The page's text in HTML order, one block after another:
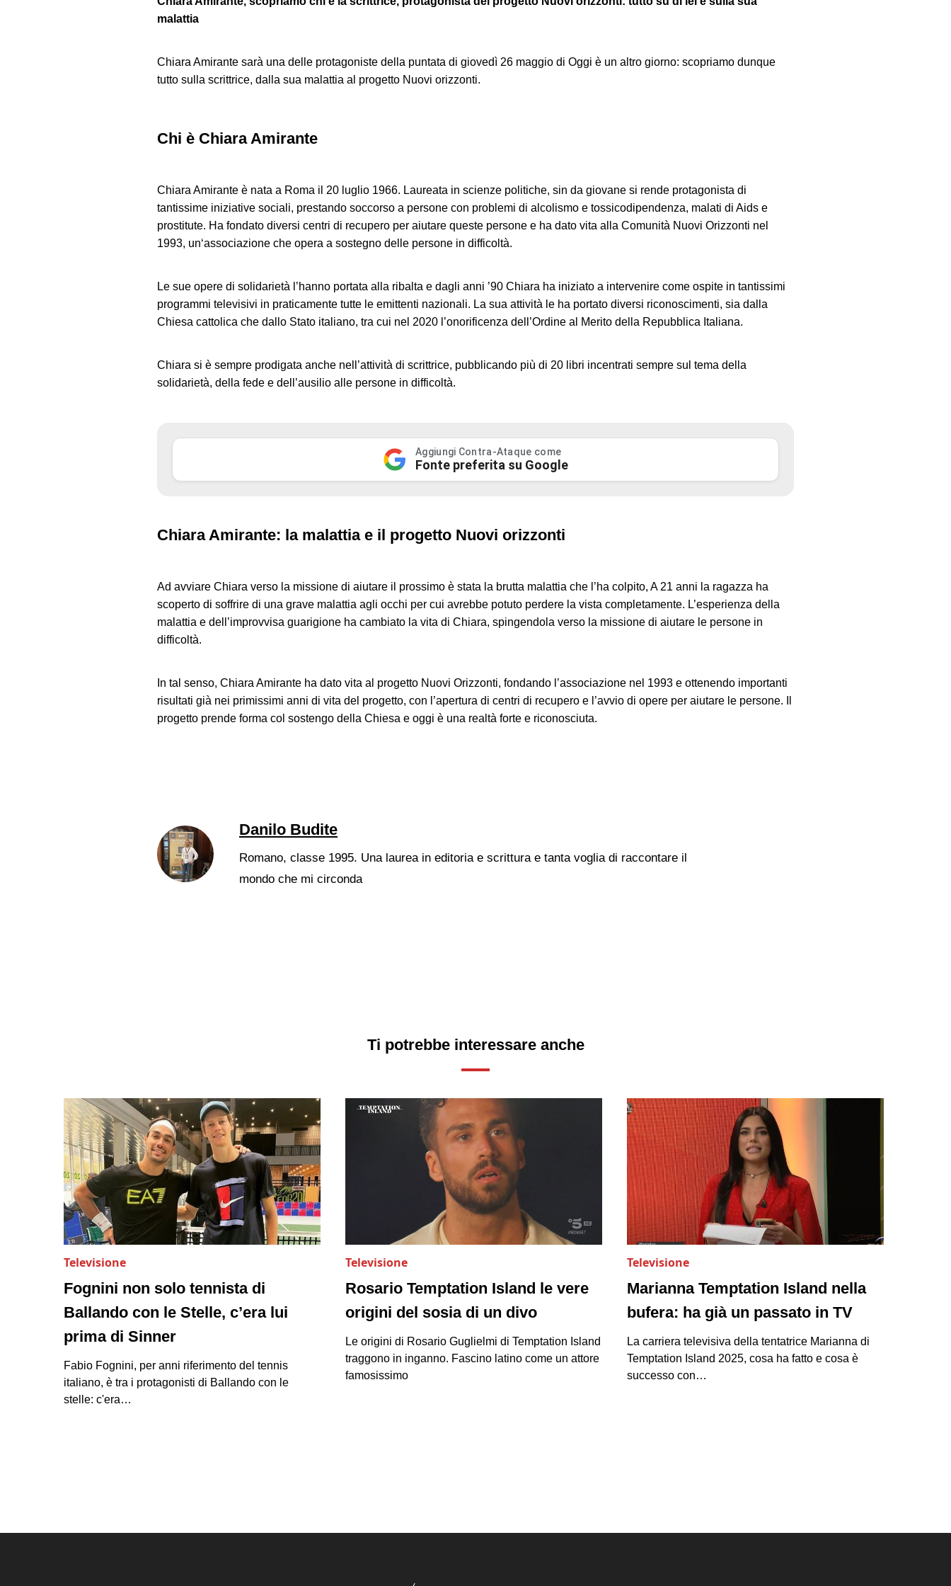
malattia
Chiara Amirante sarà una delle protagoniste della puntata di giovedì 26 maggio di Oggi è un altro giorno: scopriamo dunque
tutto sulla scrittrice, dalla sua malattia al progetto Nuovi orizzonti.
Chi è Chiara Amirante
Chiara Amirante è nata a Roma il 20 luglio 1966. Laureata in scienze politiche, sin da giovane si rende protagonista di
tantissime iniziative sociali, prestando soccorso a persone con problemi di alcolismo e tossicodipendenza, malati di Aids e
prostitute. Ha fondato diversi centri di recupero per aiutare queste persone e ha dato vita alla Comunità Nuovi Orizzonti nel
1993, un‘associazione che opera a sostegno delle persone in difficoltà.
Le sue opere di solidarietà l’hanno portata alla ribalta e dagli anni ’90 Chiara ha iniziato a intervenire come ospite in tantissimi
programmi televisivi in praticamente tutte le emittenti nazionali. La sua attività le ha portato diversi riconoscimenti, sia dalla
Chiesa cattolica che dallo Stato italiano, tra cui nel 2020 l’onorificenza dell’Ordine al Merito della Repubblica Italiana.
Chiara si è sempre prodigata anche nell’attività di scrittrice, pubblicando più di 20 libri incentrati sempre sul tema della
solidarietà, della fede e dell’ausilio alle persone in difficoltà.
Aggiungi Contra-Ataque come
Fonte preferita su Google
Chiara Amirante: la malattia e il progetto Nuovi orizzonti
Ad avviare Chiara verso la missione di aiutare il prossimo è stata la brutta malattia che l’ha colpito, A 21 anni la ragazza ha
scoperto di soffrire di una grave malattia agli occhi per cui avrebbe potuto perdere la vista completamente. L’esperienza della
malattia e dell’improvvisa guarigione ha cambiato la vita di Chiara, spingendola verso la missione di aiutare le persone in
difficoltà.
In tal senso, Chiara Amirante ha dato vita al progetto Nuovi Orizzonti, fondando l’associazione nel 1993 e ottenendo importanti
risultati già nei primissimi anni di vita del progetto, con l’apertura di centri di recupero e l’avvio di opere per aiutare le persone. Il
progetto prende forma col sostengo della Chiesa e oggi è una realtà forte e riconosciuta.
Danilo Budite
Romano, classe 1995. Una laurea in editoria e scrittura e tanta voglia di raccontare il
mondo che mi circonda
Ti potrebbe interessare anche
Televisione
Fognini non solo tennista di
Ballando con le Stelle, c’era lui
prima di Sinner
Fabio Fognini, per anni riferimento del tennis
italiano, è tra i protagonisti di Ballando con le
stelle: c'era…
Televisione
Rosario Temptation Island le vere
origini del sosia di un divo
Le origini di Rosario Guglielmi di Temptation Island
traggono in inganno. Fascino latino come un attore
famosissimo
Televisione
Marianna Temptation Island nella
bufera: ha già un passato in TV
La carriera televisiva della tentatrice Marianna di
Temptation Island 2025, cosa ha fatto e cosa è
successo con…